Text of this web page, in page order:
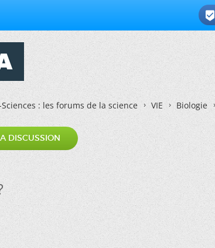

: les forums de la science VIE Biologie
DISCUSSION